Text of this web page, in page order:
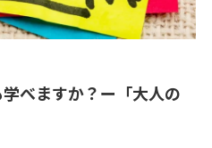
べますか？ー「大人の